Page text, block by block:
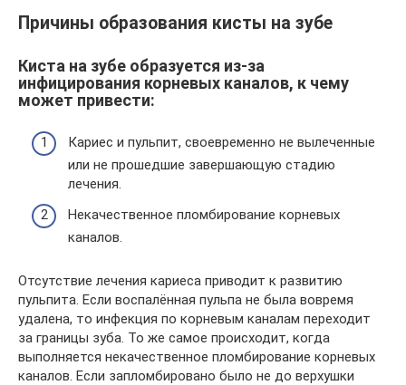
Причины образования кисты на зубе
Киста на зубе образуется из-за
инфицирования корневых каналов, к чему
может привести:
Кариес и пульпит, своевременно не вылеченные
или не прошедшие завершающую стадию
лечения.
Некачественное пломбирование корневых
каналов.
Отсутствие лечения кариеса приводит к развитию
пульпита. Если воспалённая пульпа не была вовремя
удалена, то инфекция по корневым каналам переходит
за границы зуба. То же самое происходит, когда
выполняется некачественное пломбирование корневых
каналов. Если запломбировано было не до верхушки